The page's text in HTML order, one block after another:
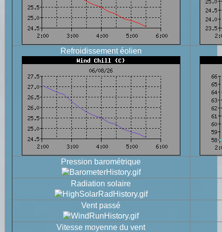
Refroidissement éolien
Pression barométrique
Radiation solaire
Vent passé
Vitesse moyenne du vent